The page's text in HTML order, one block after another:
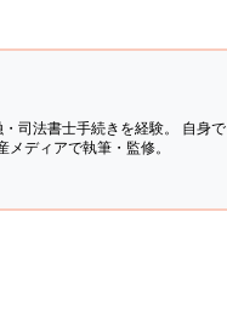
司法書士手続きを経験。 自身で
ディアで執筆・監修。